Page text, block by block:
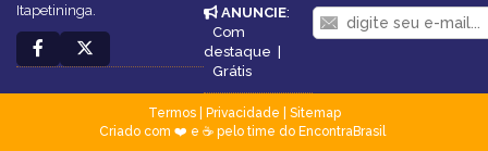
Itapetininga.
ANUNCIE:
Com
destaque |
Grátis
Termos| Privacidade
Sitemap
Criado com ❤️ e ☕ pelo time do EncontraBrasil